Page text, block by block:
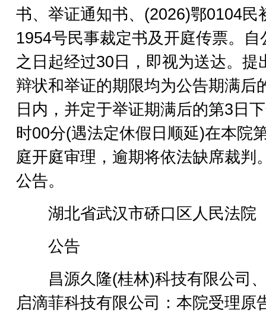
书、举证通知书、(2026)鄂0104民
1954号民事裁定书及开庭传票。自
之日起经过30日，即视为送达。提
辩状和举证的期限均为公告期满后
日内，并定于举证期满后的第3日
时00分(遇法定休假日顺延)在本院
庭开庭审理，逾期将依法缺席裁判
公告。
湖北省武汉市硚口区人民法院
公告
昌源久隆(桂林)科技有限公司
启滴菲科技有限公司：本院受理原